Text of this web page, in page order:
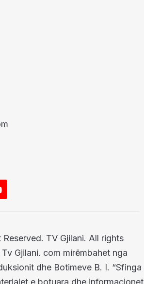
TV Gjilani. All rights
Gjilani. com mirëmbahet nga
dhe Botimeve B. I. “Sfinga
e botuara dhe informacionet